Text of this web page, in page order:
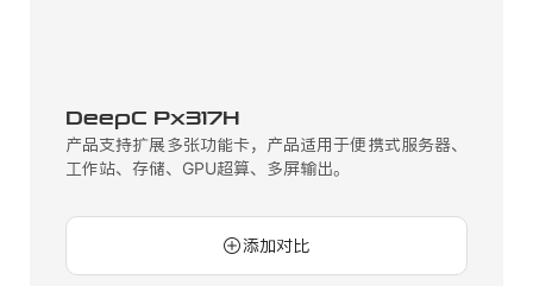
DeepC Px317H
产品支持扩展多张功能卡，产品适用于便携式服务器、
工作站、存储、GPU超算、多屏输出。
添加对比